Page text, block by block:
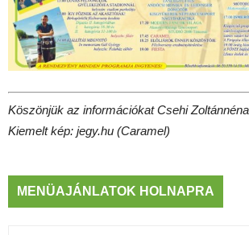
Köszönjük az információkat Csehi
Kiemelt kép: jegy.hu (Caramel)
MENÜAJÁNLATOK HOLNAPRA